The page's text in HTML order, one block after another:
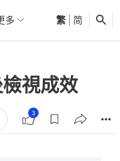
01深圳 觀點 健康
多 繁 简
視成效
3